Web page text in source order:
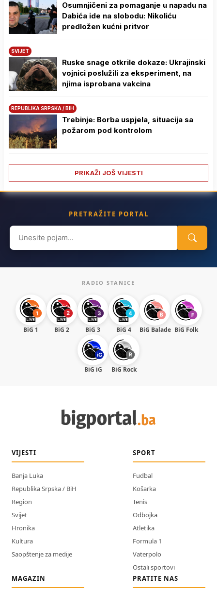
Osumnjičeni za pomaganje u napadu na
Dabića ide na slobodu: Nikoliću
predložen kućni pritvor
SVIJET
Ruske snage otkrile dokaze: Ukrajinski
vojnici poslužili za eksperiment, na
njima isprobana vakcina
REPUBLIKA SRPSKA / BIH
Trebinje: Borba uspjela, situacija sa
požarom pod kontrolom
PRIKAŽI JOŠ VIJESTI
PRETRAŽITE PORTAL
Search
for:
RADIO STANICE
BiG 1 BiG 2 BiG 3 BiG 4 BiG Balade BiG Folk
BiG iG BiG Rock
VIJESTI
Banja Luka
Republika Srpska / BiH
Region
Svijet
Hronika
Kultura
Saopštenje za medije
SPORT
Fudbal
Košarka
Tenis
Odbojka
Atletika
Formula 1
Vaterpolo
Ostali sportovi
MAGAZIN
PRATITE NAS